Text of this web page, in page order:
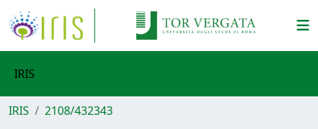
IRIS
IRIS 2108/432343